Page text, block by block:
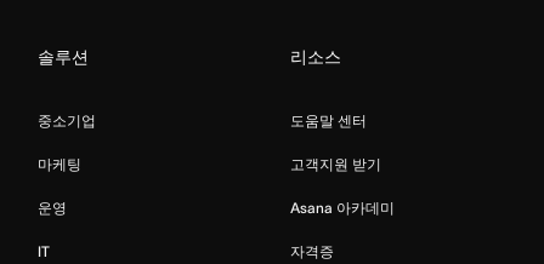
솔루션
중소기업
마케팅
운영
IT
리소스
도움말 센터
고객지원 받기
Asana 아카데미
자격증